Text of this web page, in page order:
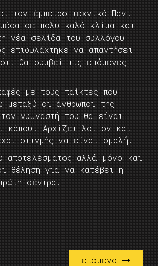
τον έμπειρο τεχνικό Παν.
σε πολύ καλό κλίμα και
νέα σελίδα του συλλόγου
επιφυλάχτηκε να απαντήσει
θα συμβεί τις επόμενες
με τους παίκτες που
οι άνθρωποι της
γυμναστή που θα είναι
κάπου. Αρχίζει λοιπόν και
στιγμής να είναι ομαλή.
αλλά μόνο και
θέληση για να κατέβει η
πρώτη σέντρα.
επόμενο